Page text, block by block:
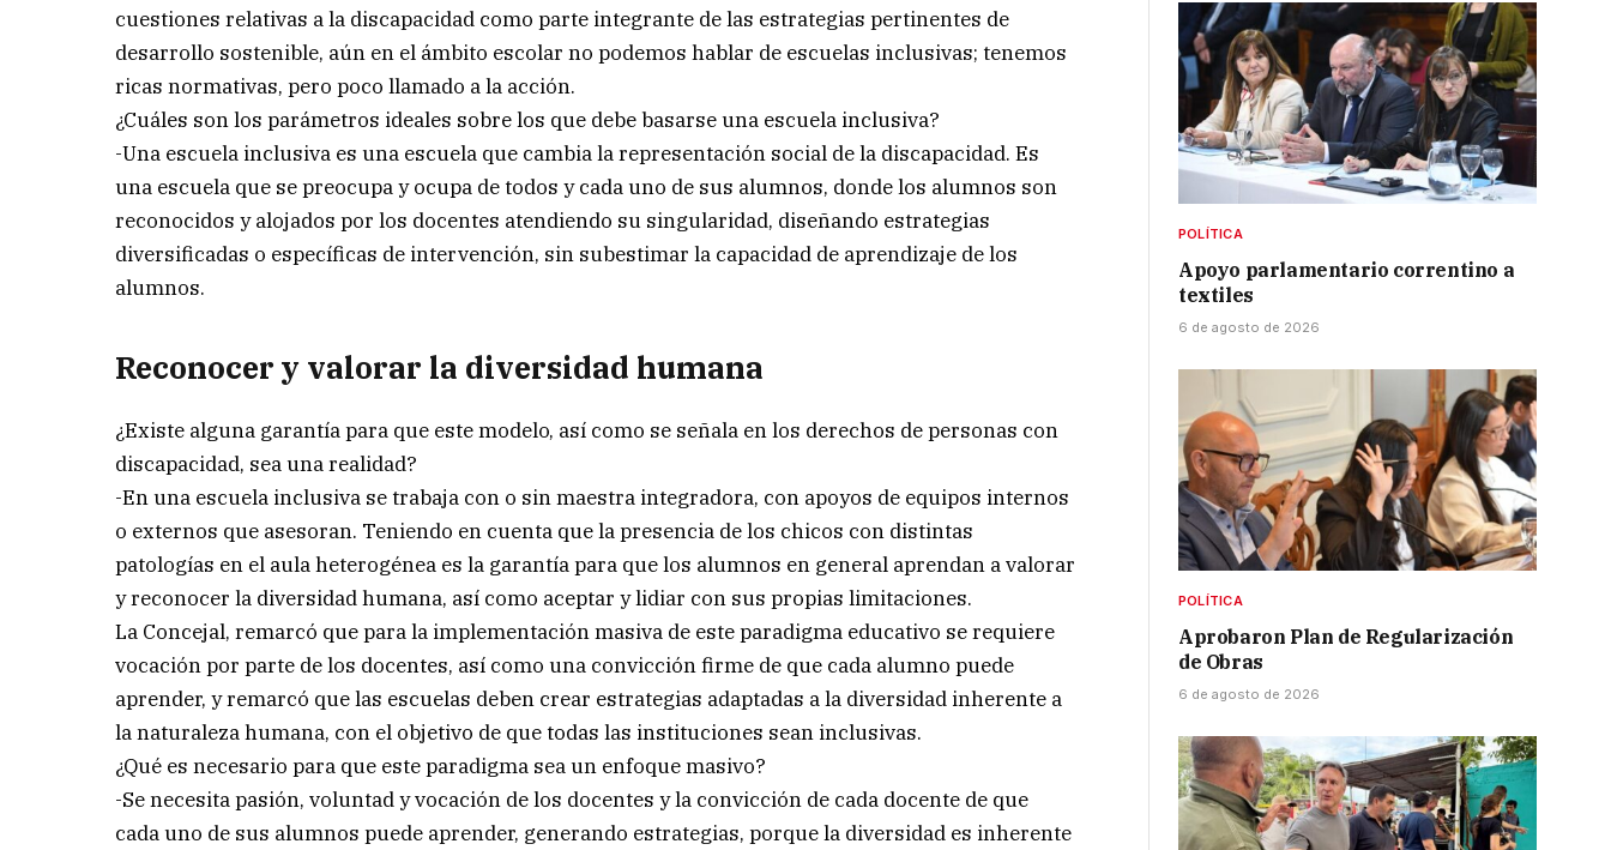
cuestiones relativas a la discapacidad como parte integrante de las estrategias pertinentes de
desarrollo sostenible, aún en el ámbito escolar no podemos hablar de escuelas inclusivas; tenemos
ricas normativas, pero poco llamado a la acción.
¿Cuáles son los parámetros ideales sobre los que debe basarse una escuela inclusiva?
-Una escuela inclusiva es una escuela que cambia la representación social de la discapacidad. Es
una escuela que se preocupa y ocupa de todos y cada uno de sus alumnos, donde los alumnos son
reconocidos y alojados por los docentes atendiendo su singularidad, diseñando estrategias
diversificadas o específicas de intervención, sin subestimar la capacidad de aprendizaje de los
alumnos.
Reconocer y valorar la diversidad humana
¿Existe alguna garantía para que este modelo, así como se señala en los derechos de personas con
discapacidad, sea una realidad?
-En una escuela inclusiva se trabaja con o sin maestra integradora, con apoyos de equipos internos
o externos que asesoran. Teniendo en cuenta que la presencia de los chicos con distintas
patologías en el aula heterogénea es la garantía para que los alumnos en general aprendan a valorar
y reconocer la diversidad humana, así como aceptar y lidiar con sus propias limitaciones.
La Concejal, remarcó que para la implementación masiva de este paradigma educativo se requiere
vocación por parte de los docentes, así como una convicción firme de que cada alumno puede
aprender, y remarcó que las escuelas deben crear estrategias adaptadas a la diversidad inherente a
la naturaleza humana, con el objetivo de que todas las instituciones sean inclusivas.
¿Qué es necesario para que este paradigma sea un enfoque masivo?
-Se necesita pasión, voluntad y vocación de los docentes y la convicción de cada docente de que
cada uno de sus alumnos puede aprender, generando estrategias, porque la diversidad es inherente
POLÍTICA
Apoyo parlamentario correntino a
textiles
6 de agosto de 2026
POLÍTICA
Aprobaron Plan de Regularización
de Obras
6 de agosto de 2026